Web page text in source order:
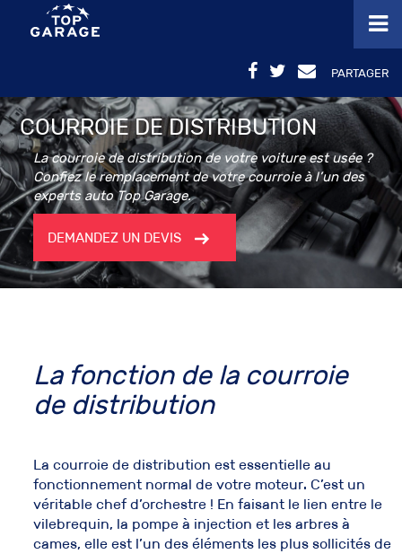
PARTAGER
COURROIE DE DISTRIBUTION
La courroie de distribution de votre voiture est usée ?
Confiez le remplacement de votre courroie à l’un des
experts auto Top Garage.
DEMANDEZ UN DEVIS
La fonction de la courroie
de distribution
Lacourroie de distribution est essentielle au
fonctionnement normal de votre moteur. C’est un
véritable chef d’orchestre ! En faisant le lien entre le
vilebrequin, la pompe à injection et lesarbres à
cames, elle est l’un des éléments les plus sollicités de